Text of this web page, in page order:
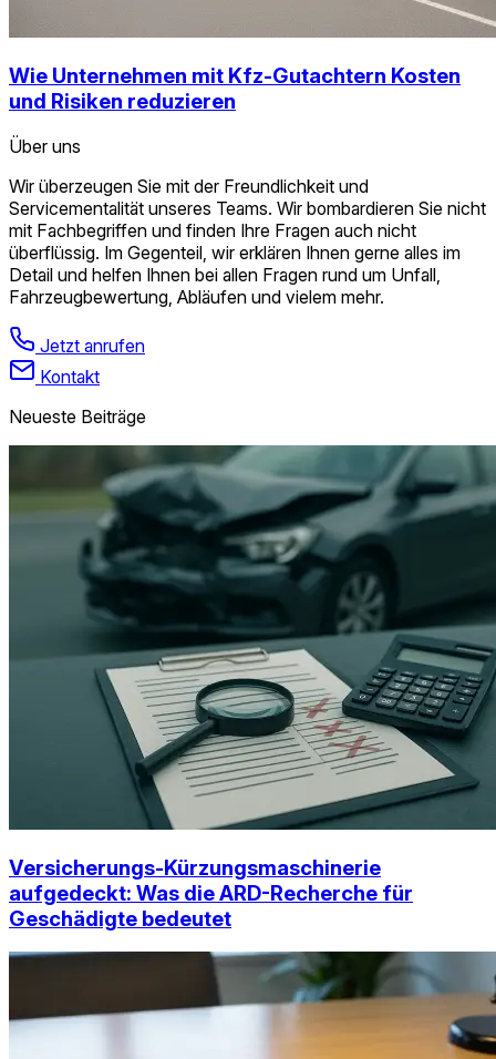
Wie Unternehmen mit Kfz-Gutachtern Kosten
und Risiken reduzieren
Über uns
Wir überzeugen Sie mit der Freundlichkeit und
Servicementalität unseres Teams. Wir bombardieren Sie nicht
mit Fachbegriffen und finden Ihre Fragen auch nicht
überflüssig. Im Gegenteil, wir erklären Ihnen gerne alles im
Detail und helfen Ihnen bei allen Fragen rund um Unfall,
Fahrzeugbewertung, Abläufen und vielem mehr.
Jetzt anrufen
Kontakt
Neueste Beiträge
Versicherungs-Kürzungsmaschinerie
aufgedeckt: Was die ARD-Recherche für
Geschädigte bedeutet